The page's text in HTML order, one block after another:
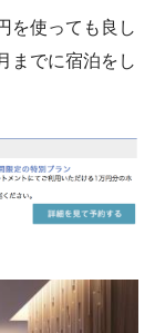
を使っても良し
までに宿泊をし